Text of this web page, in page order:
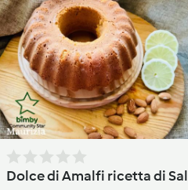
Dolce di Amalfi ricetta di Sal